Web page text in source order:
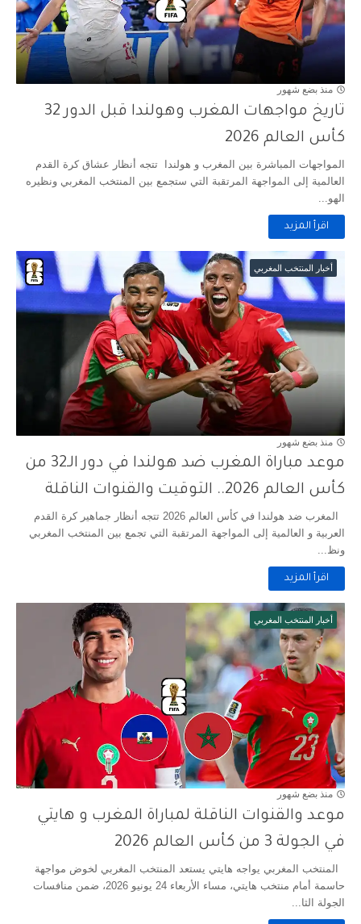
منذ بضع شهور
تاريخ مواجهات المغرب وهولندا قبل الدور 32
كأس العالم 2026
المواجهات المباشرة بين المغرب و هولندا تتجه أنظار عشاق كرة القدم
العالمية إلى المواجهة المرتقبة التي ستجمع بين المنتخب المغربي ونظيره
الهو...
اقرأ المزيد
أخبار المنتخب المغربي
منذ بضع شهور
موعد مباراة المغرب ضد هولندا في دور الـ32 من
كأس العالم 2026.. التوقيت والقنوات الناقلة
المغرب ضد هولندا في كأس العالم 2026 تتجه أنظار جماهير كرة القدم
العربية و العالمية إلى المواجهة المرتقبة التي تجمع بين المنتخب المغربي
ونظ...
اقرأ المزيد
أخبار المنتخب المغربي
منذ بضع شهور
موعد والقنوات الناقلة لمباراة المغرب و هايتي
في الجولة 3 من كأس العالم 2026
المنتخب المغربي يواجه هايتي يستعد المنتخب المغربي لخوض مواجهة
حاسمة أمام منتخب هايتي، مساء الأربعاء 24 يونيو 2026، ضمن منافسات
الجولة الثا...